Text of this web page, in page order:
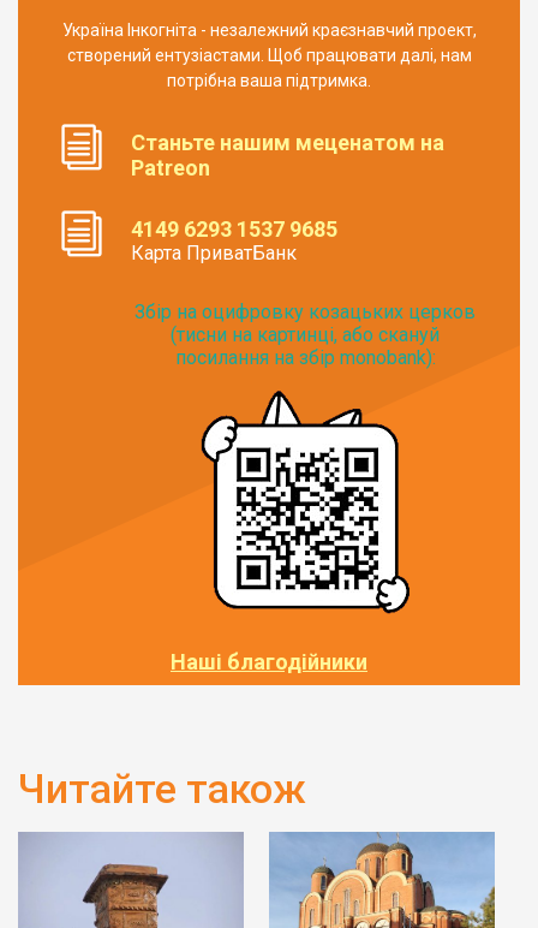
Україна Інкогніта - незалежний краєзнавчий проект,
створений ентузіастами. Щоб працювати далі, нам
потрібна ваша підтримка.
Станьте нашим меценатом на
Patreon
4149 6293 1537 9685
Карта ПриватБанк
Збір на оцифровку козацьких церков
(тисни на картинці, або скануй
посилання на збір monobank):
Наші благодійники
Читайте також